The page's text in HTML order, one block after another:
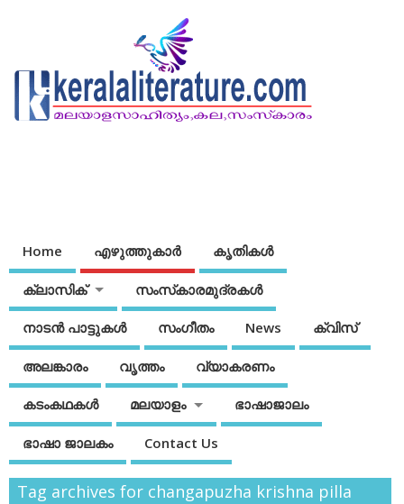
Home എഴുത്തുകാര്‍ കൃതികൾ
ക്ലാസിക് സംസ്‌കാരമുദ്രകള്‍
നാടന്‍ പാട്ടുകള്‍ സംഗീതം News ക്വിസ്
അലങ്കാരം വൃത്തം വ്യാകരണം
കടംകഥകള്‍ മലയാളം ഭാഷാജാലം
ഭാഷാ ജാലകം Contact Us
Tag archives for changapuzha krishna pilla